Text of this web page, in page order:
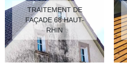
TRAITEMENT DE
FAÇADE 68 HAUT-
RHIN